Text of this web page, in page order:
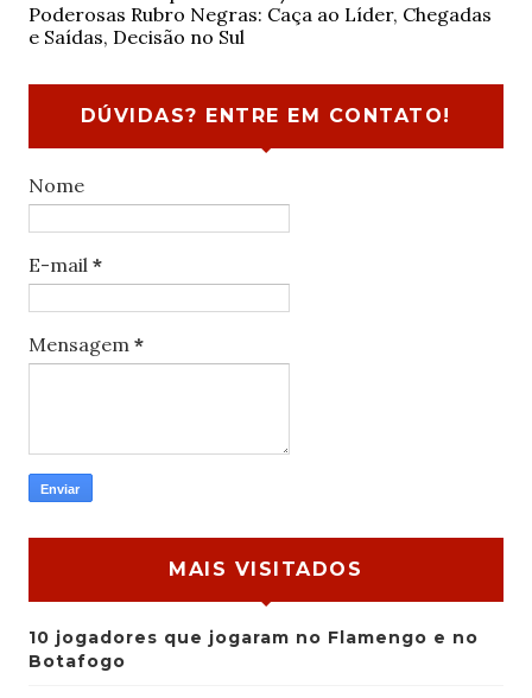
Poderosas Rubro Negras: Caça ao Líder, Chegadas
e Saídas, Decisão no Sul
DÚVIDAS? ENTRE EM CONTATO!
Nome
E-mail *
Mensagem *
MAIS VISITADOS
10 jogadores que jogaram no Flamengo e no
Botafogo